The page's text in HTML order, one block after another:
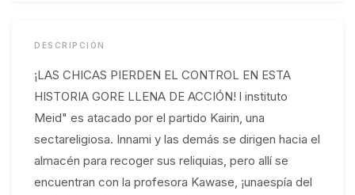
DESCRIPCIÓN
¡LAS CHICAS PIERDEN EL CONTROL EN ESTA
HISTORIA GORE LLENA DE ACCIÓN! l instituto
Meid" es atacado por el partido Kairin, una
sectareligiosa. Innami y las demás se dirigen hacia el
almacén para recoger sus reliquias, pero allí se
encuentran con la profesora Kawase, ¡unaespía del